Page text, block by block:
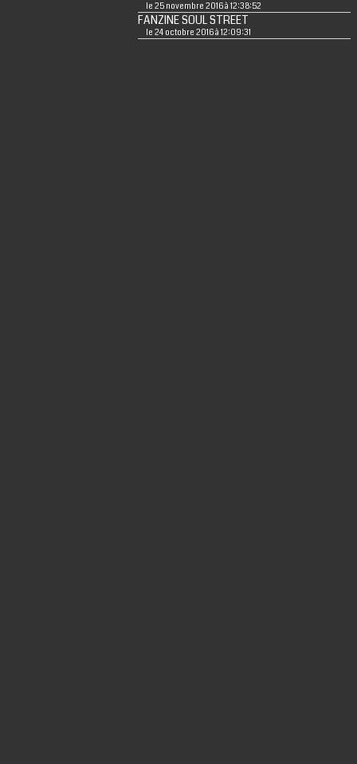
le 25 novembre 2016 à 12:38:52
FANZINE SOUL STREET
le 24 octobre 2016 à 12:09:31